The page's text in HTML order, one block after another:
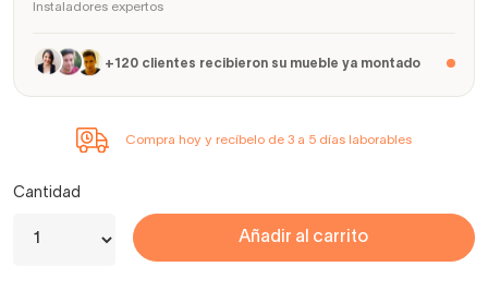
Instaladores expertos
+120 clientes recibieron su mueble ya montado
Compra hoy y recíbelo de 3 a 5 días laborables
Cantidad
Añadir al carrito